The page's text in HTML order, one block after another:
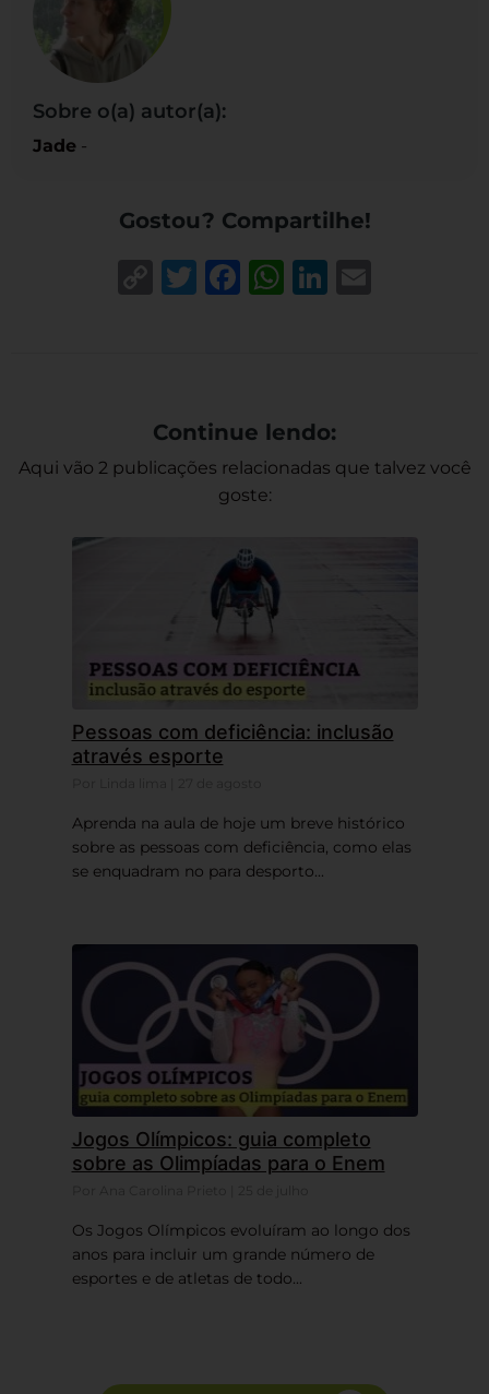
Sobre o(a) autor(a):
Jade -
Gostou? Compartilhe!
CopyTwitter
Facebook
WhatsApp
LinkedIn
Continue lendo:
Aqui vão 2 publicações relacionadas que talvez você
goste:
Pessoas com deficiência: inclusão
através esporte
Aprenda na aula de hoje um breve histórico
sobre as pessoas com deficiência, como elas
se enquadram no para desporto...
Jogos Olímpicos: guia completo
sobre as Olimpíadas para o Enem
Os Jogos Olímpicos evoluíram ao longo dos
anos para incluir um grande número de
esportes e de atletas de todo...